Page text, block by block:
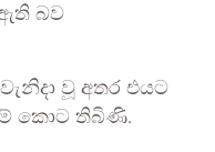
බව
වූ අතර එයට
කොට තිබිණි.